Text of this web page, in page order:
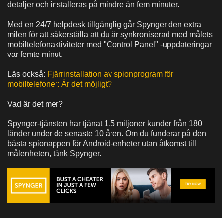
detaljer och installeras på mindre än fem minuter.
Med en 24/7 helpdesk tillgänglig går Spynger den extra
milen för att säkerställa att du är synkroniserad med målets
mobiltelefonaktiviteter med "Control Panel" -uppdateringar
var femte minut.
Läs också: Fjärrinstallation av spionprogram för
mobiltelefoner: Är det möjligt?
Vad är det mer?
Spynger-tjänsten har tjänat 1,5 miljoner kunder från 180
länder under de senaste 10 åren. Om du funderar på den
bästa spionappen för Android-enheter utan åtkomst till
målenheten, tänk Spynger.